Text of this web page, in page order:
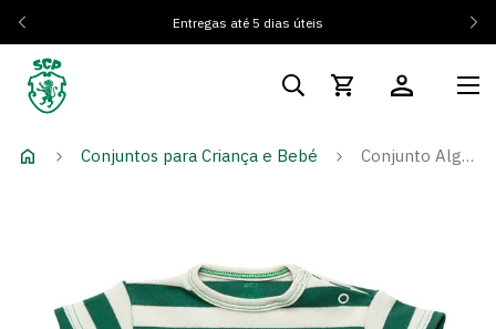
Entregas até 5 dias úteis
Conjuntos para Criança e Bebé Conjunto Algodão Orgânico Jubas